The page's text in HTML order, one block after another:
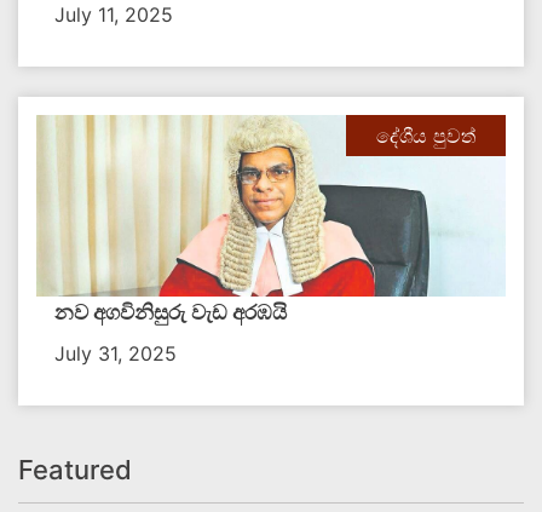
July 11, 2025
දේශීය පුවත්
නව අගවිනිසුරු වැඩ අරඹයි
July 31, 2025
Featured